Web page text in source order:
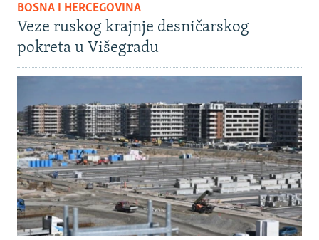
BOSNA I HERCEGOVINA
Veze ruskog krajnje desničarskog
pokreta u Višegradu